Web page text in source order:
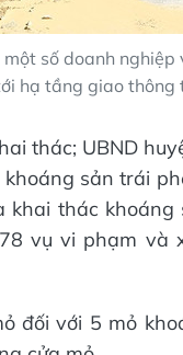
số doanh
hạ tầng giao thông
thác; UBND
sản trái
thác
vụ vi phạm và
đối với 5 mỏ